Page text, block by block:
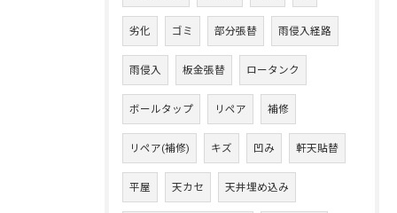
劣化 ゴミ 部分張替 雨侵入経路
雨侵入 板金張替 ロータンク
ボールタップ リペア 補修
リペア(補修) キズ 凹み 軒天貼替
平屋 天カセ 天井埋め込み